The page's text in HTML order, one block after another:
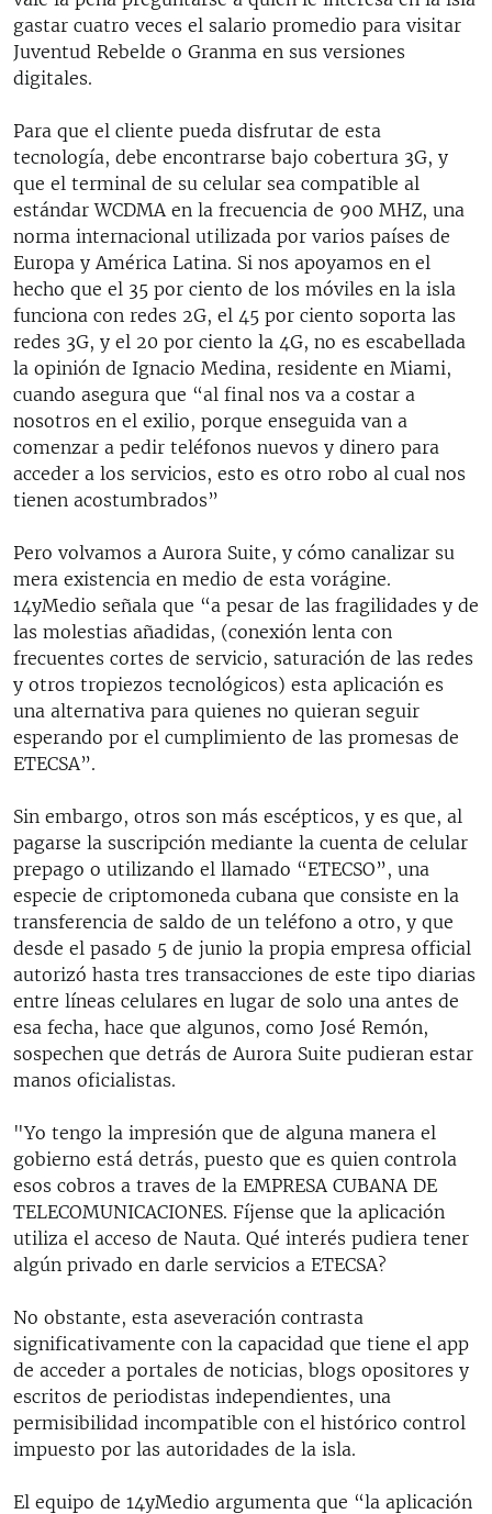
gastar cuatro veces el salario promedio para visitar
Juventud Rebelde o Granma en sus versiones
digitales.
Para que el cliente pueda disfrutar de esta
tecnología, debe encontrarse bajo cobertura 3G, y
que el terminal de su celular sea compatible al
estándar WCDMA en la frecuencia de 900 MHZ, una
norma internacional utilizada por varios países de
Europa y América Latina. Si nos apoyamos en el
hecho que el 35 por ciento de los móviles en la isla
funciona con redes 2G, el 45 por ciento soporta las
redes 3G, y el 20 por ciento la 4G, no es escabellada
la opinión de Ignacio Medina, residente en Miami,
cuando asegura que “al final nos va a costar a
nosotros en el exilio, porque enseguida van a
comenzar a pedir teléfonos nuevos y dinero para
acceder a los servicios, esto es otro robo al cual nos
tienen acostumbrados”
Pero volvamos a Aurora Suite, y cómo canalizar su
mera existencia en medio de esta vorágine.
14yMedio señala que “a pesar de las fragilidades y de
las molestias añadidas, (conexión lenta con
frecuentes cortes de servicio, saturación de las redes
y otros tropiezos tecnológicos) esta aplicación es
una alternativa para quienes no quieran seguir
esperando por el cumplimiento de las promesas de
ETECSA”.
Sin embargo, otros son más escépticos, y es que, al
pagarse la suscripción mediante la cuenta de celular
prepago o utilizando el llamado “ETECSO”, una
especie de criptomoneda cubana que consiste en la
transferencia de saldo de un teléfono a otro, y que
desde el pasado 5 de junio la propia empresa official
autorizó hasta tres transacciones de este tipo diarias
entre líneas celulares en lugar de solo una antes de
esa fecha, hace que algunos, como José Remón,
sospechen que detrás de Aurora Suite pudieran estar
manos oficialistas.
"Yo tengo la impresión que de alguna manera el
gobierno está detrás, puesto que es quien controla
esos cobros a traves de la EMPRESA CUBANA DE
TELECOMUNICACIONES. Fíjense que la aplicación
utiliza el acceso de Nauta. Qué interés pudiera tener
algún privado en darle servicios a ETECSA?
No obstante, esta aseveración contrasta
significativamente con la capacidad que tiene el app
de acceder a portales de noticias, blogs opositores y
escritos de periodistas independientes, una
permisibilidad incompatible con el histórico control
impuesto por las autoridades de la isla.
El equipo de 14yMedio argumenta que “la aplicación